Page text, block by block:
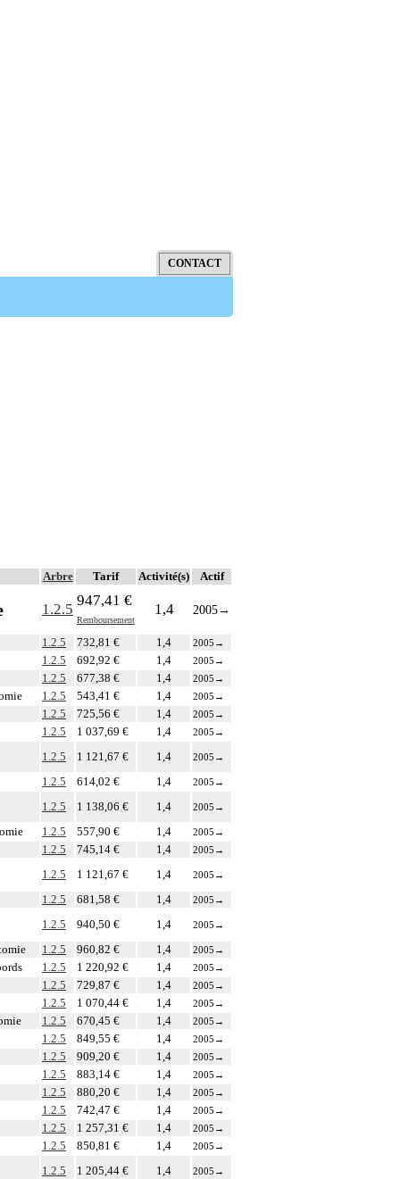
Arbre Tarif Activité(s) Actif
1.2.5
947,41 €
Remboursement
1,4 2005→
1.2.5 732,81 € 1,4 2005 →
1.2.5 692,92 € 1,4 2005 →
1.2.5 677,38 € 1,4 2005 →
1.2.5 543,41 € 1,4 2005 →
1.2.5 725,56 € 1,4 2005 →
1.2.5 1 037,69 € 1,4 2005 →
1.2.5 1 121,67 € 1,4 2005 →
1.2.5 614,02 € 1,4 2005 →
1.2.5 1 138,06 € 1,4 2005 →
1.2.5 557,90 € 1,4 2005 →
1.2.5 745,14 € 1,4 2005 →
1.2.5 1 121,67 € 1,4 2005 →
1.2.5 681,58 € 1,4 2005 →
1.2.5 940,50 € 1,4 2005 →
1.2.5 960,82 € 1,4 2005 →
1.2.5 1 220,92 € 1,4 2005 →
1.2.5 729,87 € 1,4 2005 →
1.2.5 1 070,44 € 1,4 2005 →
1.2.5 670,45 € 1,4 2005 →
1.2.5 849,55 € 1,4 2005 →
1.2.5 909,20 € 1,4 2005 →
1.2.5 883,14 € 1,4 2005 →
1.2.5 880,20 € 1,4 2005 →
1.2.5 742,47 € 1,4 2005 →
1.2.5 1 257,31 € 1,4 2005 →
1.2.5 850,81 € 1,4 2005 →
1.2.5 1 205,44 € 1,4 2005 →